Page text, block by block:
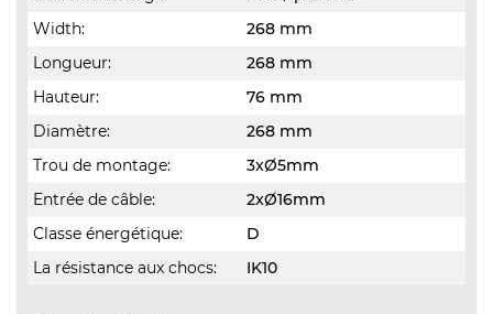
Width:
268 mm
Longueur:
268 mm
Hauteur:
76 mm
Diamètre:
268 mm
Trou de montage:
3xØ5mm
Entrée de câble:
2xØ16mm
Classe énergétique:
D
La résistance aux chocs:
IK10